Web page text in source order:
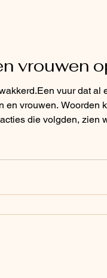
vrouwen
vuur dat al
en vrouwen. Woorden
die volgden, zien